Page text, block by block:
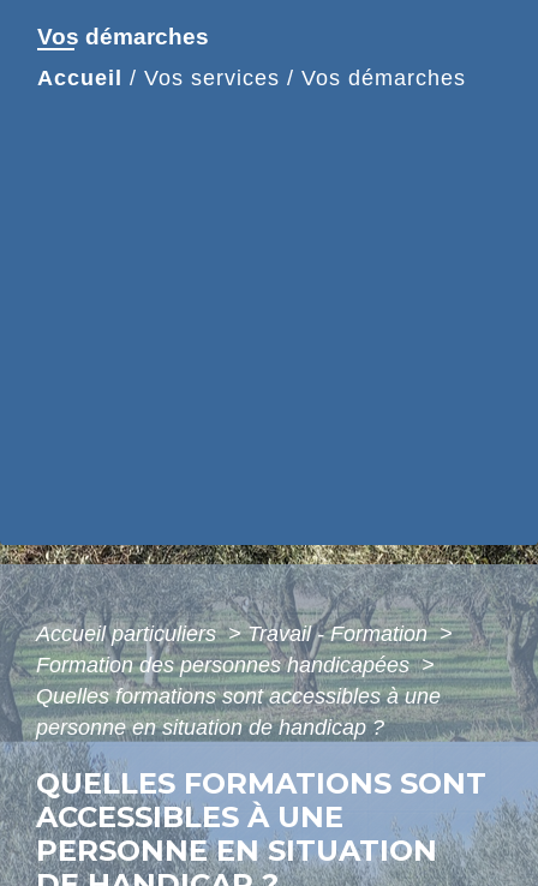
Vos démarches
Accueil / Vos services / Vos démarches
Accueil particuliers> Travail - Formation>
Formation des personnes handicapées>
Quelles formations sont accessibles à une
personne en situation de handicap ?
QUELLES FORMATIONS SONT
ACCESSIBLES À UNE
PERSONNE EN SITUATION